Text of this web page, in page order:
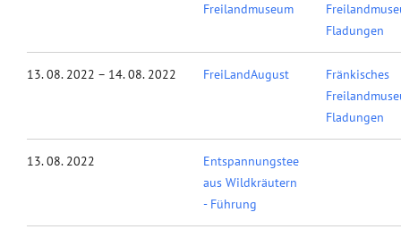
Freilandmuseum
Fladungen
13. 08. 2022 – 14. 08. 2022 FreiLandAugust
Fränkisches
Fladungen
13. 08. 2022
Entspannungstee
aus Wildkräutern
- Führung